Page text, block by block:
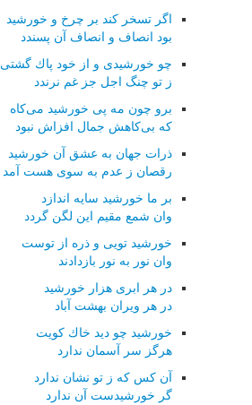
اگر تسخر كند بر چرخ و خورشید
بود انصاف و انصاف آن پسندد
چو خورشیدی و از خود پاك گشتی
ز تو چنگ اجل جز غم نرندد
برو چون مه پی خورشید می‌كاه
كه بی‌كاهش جمال افزاش نبود
ذرات جهان به عشق آن خورشید
رقصان ز عدم به سوی هست آمد
بر ما خورشید سایه اندازد
وان شمع مقیم این لگن گردد
خورشید تویی و ذره از توست
وان نور به نور بازدادند
در هر ابری هزار خورشید
در هر ویران بهشت آباد
خورشید چو دید خاك كویت
هرگز سر آسمان ندارد
آن كس كه ز تو نشان ندارد
گر خورشیدست آن ندارد